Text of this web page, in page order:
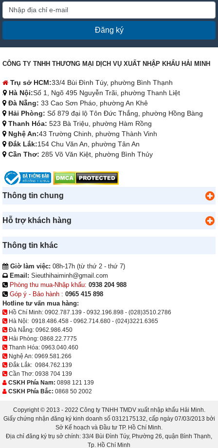
Đăng ký
CÔNG TY TNHH THƯƠNG MẠI DỊCH VỤ XUẤT NHẬP KHẨU HẢI MINH
Trụ sở HCM:33/4 Bùi Đình Túy, phường Bình Thạnh
Hà Nội:Số 1, Ngõ 495 Nguyễn Trãi, phường Thanh Liệt
Đà Nẵng: 33 Cao Sơn Pháo, phường An Khê
Hải Phòng: Số 879 đại lộ Tôn Đức Thắng, phường Hồng Bàng
Thanh Hóa: 523 Bà Triệu, phường Hàm Rồng
Nghệ An:43 Trường Chinh, phường Thành Vinh
Đắk Lắk:154 Chu Văn An, phường Tân An
Cần Thơ: 285 Võ Văn Kiệt, phường Bình Thủy
Thông tin chung
Hỗ trợ khách hàng
Thông tin khác
Giờ làm việc: 08h-17h (từ thứ 2 - thứ 7)
Email: Sieuthihaiminh@gmail.com
Phòng thu mua-Nhập khẩu: 0938 204 988
Góp ý - Bảo hành : 0965 415 898
Hotline tư vấn mua hàng:
Hồ Chí Minh: 0902.787.139 - 0932.196.898 - (028)3510.2786
Hà Nội: 0918.486.458 - 0962.714.680 - (024)3221.6365
Đà Nẵng: 0962.986.450
Hải Phòng: 0868.22.7775
Thanh Hóa: 0963.040.460
Nghệ An: 0969.581.266
Đắk Lắk: 0984.762.139
Cần Thơ: 0938 704 139
CSKH Phía Nam: 0898 121 139
CSKH Phía Bắc: 0868 50 2002
Copyright © 2013 - 2022 Công ty TNHH TMDV xuất nhập khẩu Hải Minh.
Giấy chứng nhận đăng ký kinh doanh số 0312175132, cấp ngày 07/03/2013 bởi
Sở Kế hoạch và Đầu tư TP. Hồ Chí Minh.
Địa chỉ đăng ký trụ sở chính: 33/4 Bùi Đình Túy, Phường 26, quận Bình Thạnh,
Tp. Hồ Chí Minh